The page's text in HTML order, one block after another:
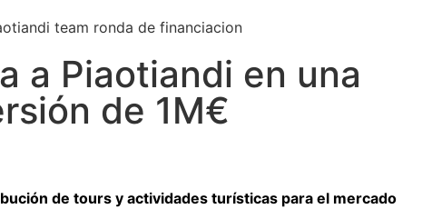
a Piaotiandi en una
de 1M€
de tours y actividades turísticas para el mercado